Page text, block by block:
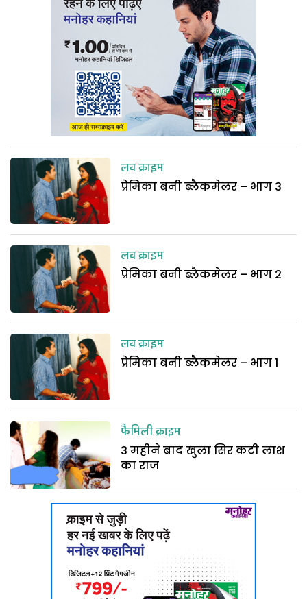
लव क्राइम
प्रेमिका बनी ब्लैकमेलर – भाग 3
लव क्राइम
प्रेमिका बनी ब्लैकमेलर – भाग 2
लव क्राइम
प्रेमिका बनी ब्लैकमेलर – भाग 1
फैमिली क्राइम
3 महीने बाद खुला सिर कटी लाश
का राज